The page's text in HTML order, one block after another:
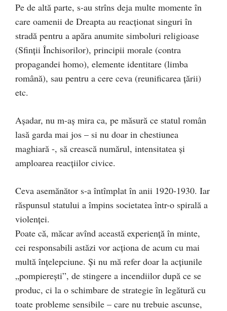
Pe de altă parte, s-au strîns deja multe momente în
care oamenii de Dreapta au reacționat singuri în
stradă pentru a apăra anumite simboluri religioase
(Sfinții Închisorilor), principii morale (contra
propagandei homo), elemente identitare (limba
română), sau pentru a cere ceva (reunificarea țării)
etc.
Așadar, nu m-aș mira ca, pe măsură ce statul român
lasă garda mai jos – si nu doar in chestiunea
maghiară -, să crească numărul, intensitatea și
amploarea reacțiilor civice.
Ceva asemănător s-a întîmplat în anii 1920-1930. Iar
răspunsul statului a împins societatea într-o spirală a
violenței.
Poate că, măcar avînd această experiență în minte,
cei responsabili astăzi vor acționa de acum cu mai
multă înțelepciune. Și nu mă refer doar la acțiunile
„pompierești”, de stingere a incendiilor după ce se
produc, ci la o schimbare de strategie în legătură cu
toate probleme sensibile – care nu trebuie ascunse,